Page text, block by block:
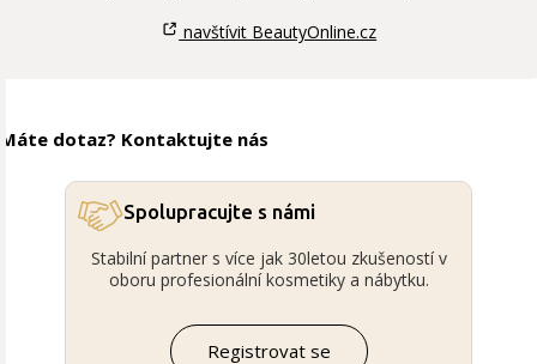
navštívit BeautyOnline.cz
Máte dotaz? Kontaktujte nás
Spolupracujte s námi
Stabilní partner s více jak 30letou zkušeností v
oboru profesionální kosmetiky a nábytku.
Registrovat se